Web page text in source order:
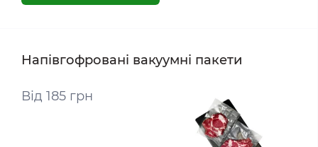
Напівгофровані вакуумні пакети
Від 185 грн